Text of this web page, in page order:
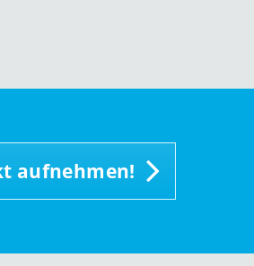
aufnehmen!